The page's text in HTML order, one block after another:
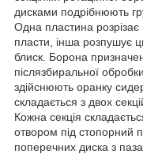
дисками подрібнюють
Одна пластина розрізає
пласти, інша розпушує
блиск. Борона
післязбиральної
здійснюють оранку
складається з двох
Кожна секція
отвором під стопорний
поперечних диска з